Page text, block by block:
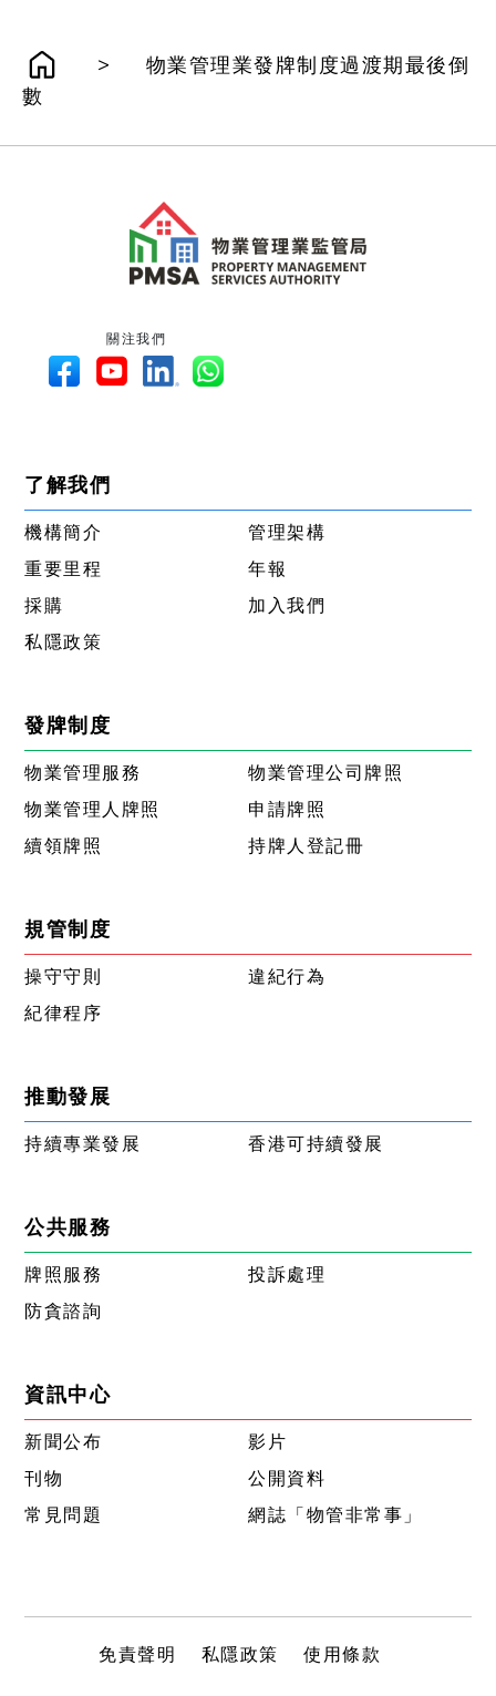
>
物業管理業發牌制度過渡期最後倒
數
關注我們
了解我們
機構簡介
管理架構
重要里程
年報
採購
加入我們
私隱政策
發牌制度
物業管理服務
物業管理公司牌照
物業管理人牌照
申請牌照
續領牌照
持牌人登記冊
規管制度
操守守則
違紀行為
紀律程序
推動發展
持續專業發展 香港可持續發展
公共服務
牌照服務
投訴處理
防貪諮詢
資訊中心
新聞公布
影片
刊物
公開資料
常見問題
網誌「物管非常事」
免責聲明 私隱政策 使用條款